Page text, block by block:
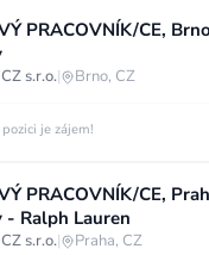
PRACOVNÍK/CE,
s.r.o.| Brno, CZ
je zájem!
PRACOVNÍK/CE,
Ralph Lauren
s.r.o.| Praha, CZ
Práce přes internet
Brigáda
Základní